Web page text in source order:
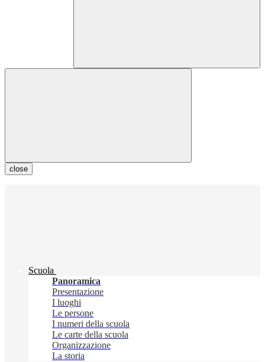
close
Scuola
Panoramica
Presentazione
I luoghi
Le persone
I numeri della scuola
Le carte della scuola
Organizzazione
La storia